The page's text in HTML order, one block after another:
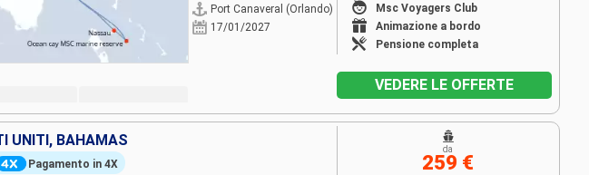
Port Canaveral (Orlando)
17/01/2027
Msc Voyagers Club
Animazione a bordo
Pensione completa
VEDERE LE OFFERTE
UNITI, BAHAMAS
Pagamento in 4X
da
259 €